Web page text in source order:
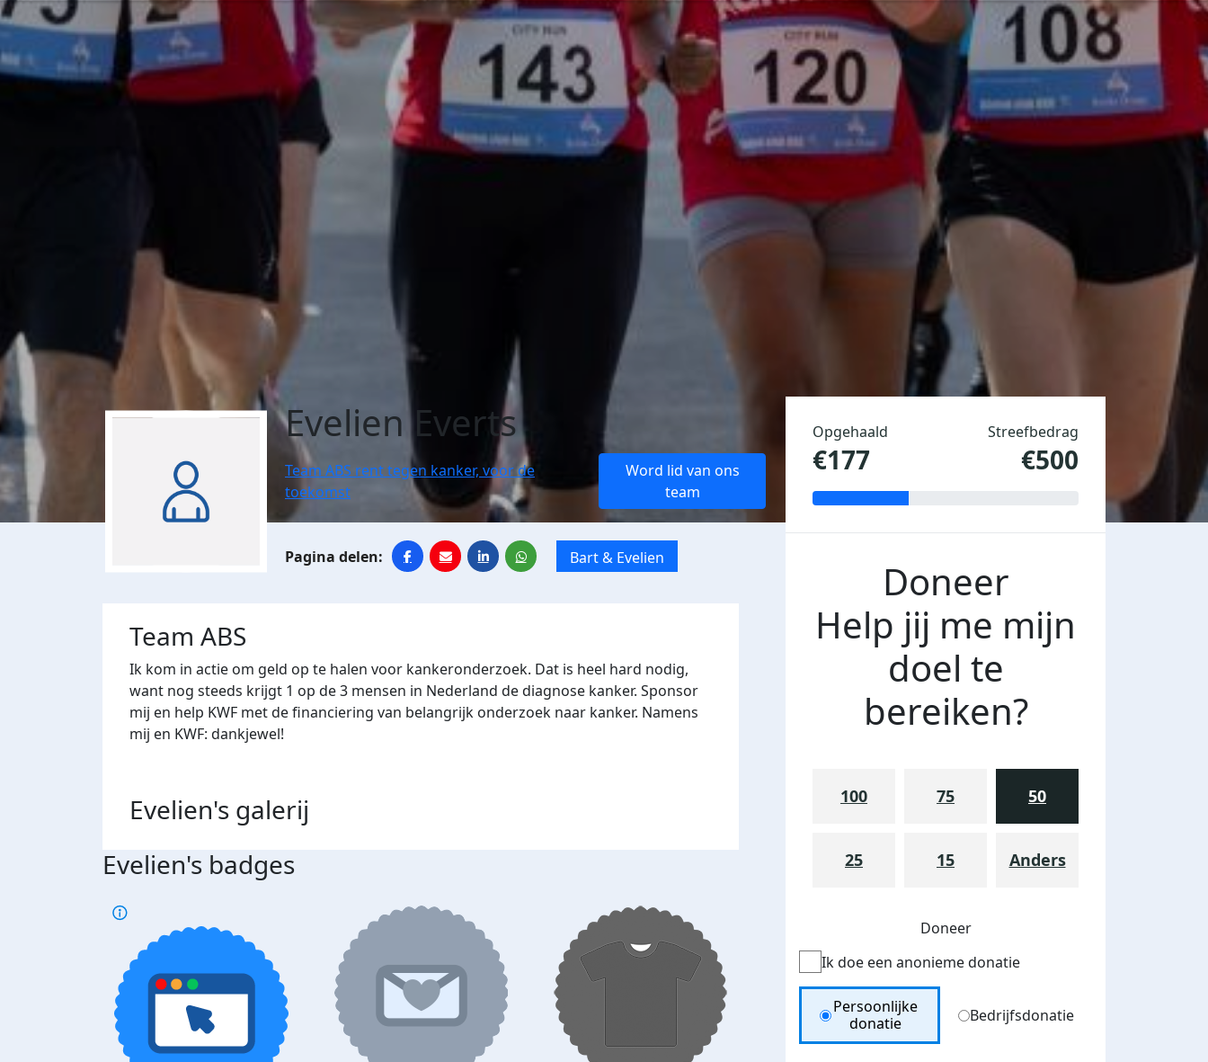
Evelien Everts
Team ABS rent tegen kanker, voor de
toekomst
Word lid van ons
team
Bart & Evelien
Team ABS
Ik kom in actie om geld op te halen voor kankeronderzoek. Dat is heel hard nodig,
want nog steeds krijgt 1 op de 3 mensen in Nederland de diagnose kanker. Sponsor
mij en help KWF met de financiering van belangrijk onderzoek naar kanker. Namens
mij en KWF: dankjewel!
Evelien's galerij
Evelien's badges
Opgehaald
€177
Streefbedrag
€500
Doneer
Help jij me mijn
doel te
bereiken?
100 75 50
25 15 Anders
Doneer
Ik doe een anonieme donatie
Donation Type
Persoonlijke
donatie
Bedrijfsdonatie